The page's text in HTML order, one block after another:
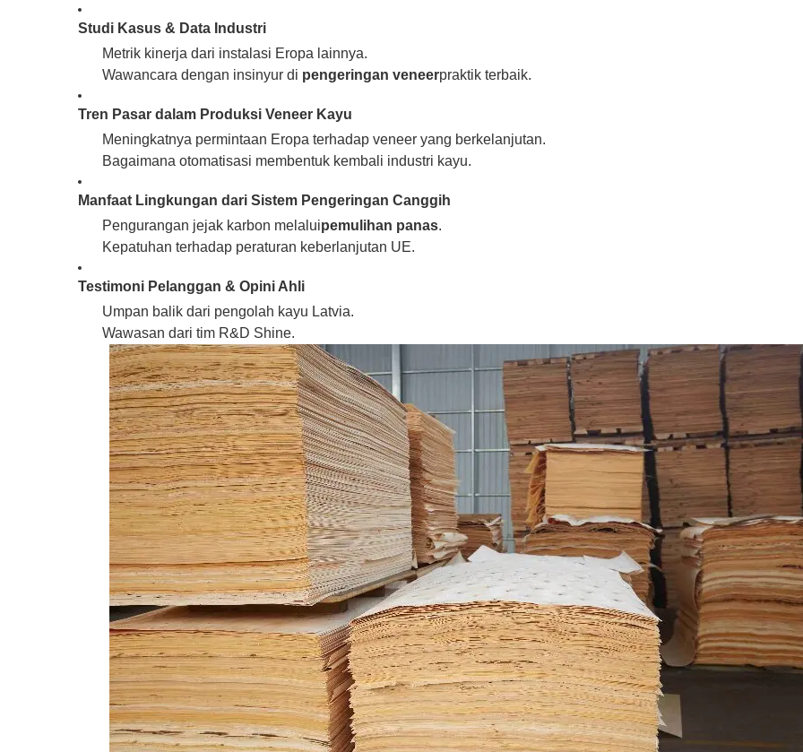
Studi Kasus & Data Industri
Metrik kinerja dari instalasi Eropa lainnya.
Wawancara dengan insinyur di pengeringan veneerpraktik terbaik.
Tren Pasar dalam Produksi Veneer Kayu
Meningkatnya permintaan Eropa terhadap veneer yang berkelanjutan.
Bagaimana otomatisasi membentuk kembali industri kayu.
Manfaat Lingkungan dari Sistem Pengeringan Canggih
Pengurangan jejak karbon melaluipemulihan panas.
Kepatuhan terhadap peraturan keberlanjutan UE.
Testimoni Pelanggan & Opini Ahli
Umpan balik dari pengolah kayu Latvia.
Wawasan dari tim R&D Shine.